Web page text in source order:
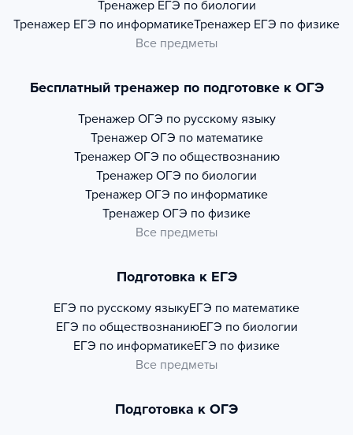
Тренажер ЕГЭ по биологии
Тренажер ЕГЭ по информатикеТренажер ЕГЭ по физике
Все предметы
Бесплатный тренажер по подготовке к ОГЭ
Тренажер ОГЭ по русскому языку
Тренажер ОГЭ по математике
Тренажер ОГЭ по обществознанию
Тренажер ОГЭ по биологии
Тренажер ОГЭ по информатике
Тренажер ОГЭ по физике
Все предметы
Подготовка к ЕГЭ
ЕГЭ по русскому языкуЕГЭ по математике
ЕГЭ по обществознаниюЕГЭ по биологии
ЕГЭ по информатикеЕГЭ по физике
Все предметы
Подготовка к ОГЭ